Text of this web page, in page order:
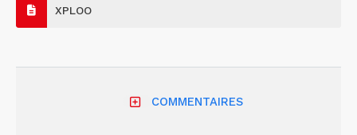
XPLOO
COMMENTAIRES